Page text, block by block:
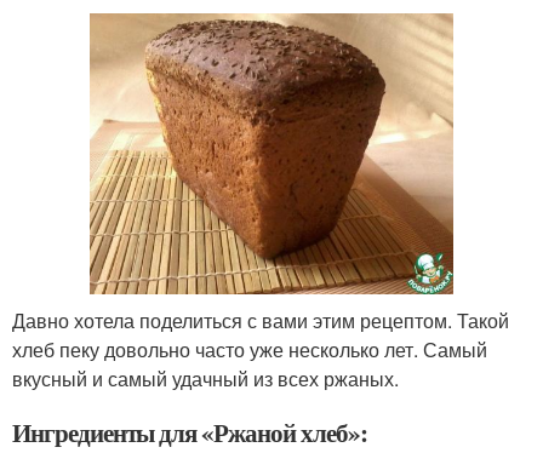
Давно хотела поделиться с вами этим рецептом. Такой
хлеб пеку довольно часто уже несколько лет. Самый
вкусный и самый удачный из всех ржаных.
Ингредиенты для «Ржаной хлеб»: